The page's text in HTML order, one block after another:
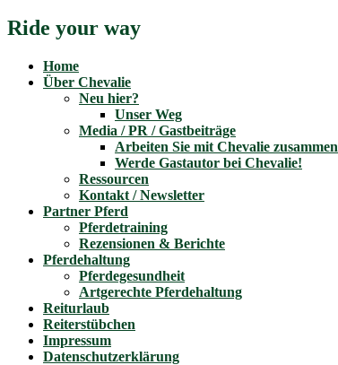
Ride your way
Home
Über Chevalie
Neu hier?
Unser Weg
Media / PR / Gastbeiträge
Arbeiten Sie mit Chevalie zusammen
Werde Gastautor bei Chevalie!
Ressourcen
Kontakt / Newsletter
Partner Pferd
Pferdetraining
Rezensionen & Berichte
Pferdehaltung
Pferdegesundheit
Artgerechte Pferdehaltung
Reiturlaub
Reiterstübchen
Impressum
Datenschutzerklärung